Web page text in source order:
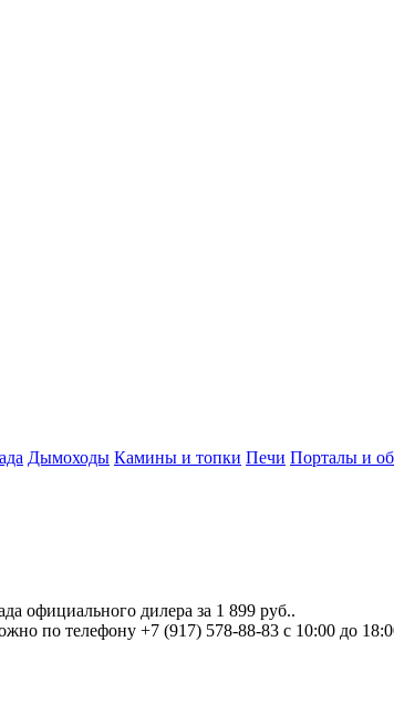
Дымоходы Камины и топки Печи Порталы и
официального дилера за 1 899 руб..
по телефону +7 (917) 578-88-83 с 10:00 до